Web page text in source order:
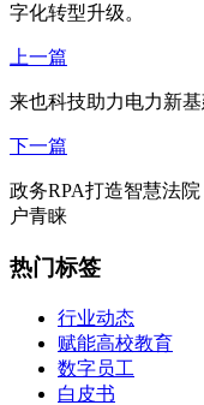
字化转型升级。
上一篇
来也科技助力电力新
下一篇
政务RPA打造智慧法
户青睐
热门标签
行业动态
赋能高校教育
数字员工
白皮书